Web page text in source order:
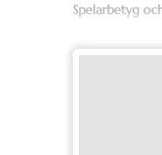
Spelarbetyg